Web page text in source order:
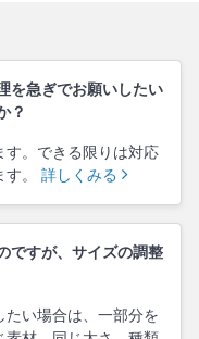
を急ぎでお願いしたい
？
す。できる限りは対応
す。 詳しくみる
ですが、サイズの調整
たい場合は、一部分を